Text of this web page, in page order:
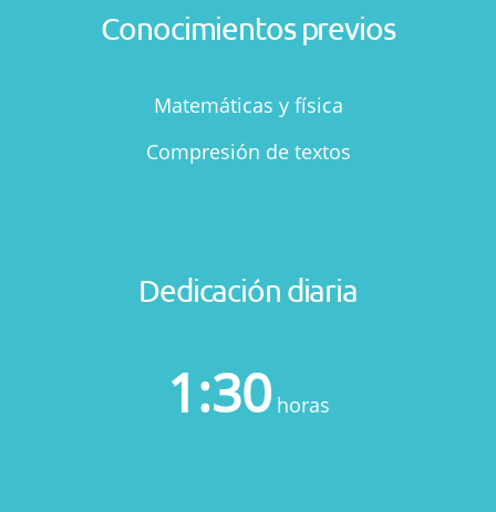
Conocimientos previos
Matemáticas y física
Compresión de textos
Dedicación diaria
1:30horas